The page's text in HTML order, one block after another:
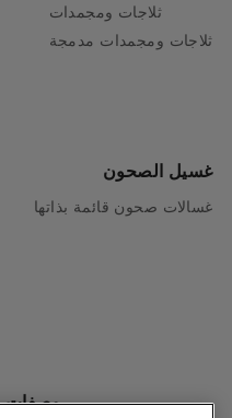
ثلاجات ومجمدات
ثلاجات ومجمدات مدمجة
غسيل الصحون
غسالات صحون قائمة بذاتها
وصفات